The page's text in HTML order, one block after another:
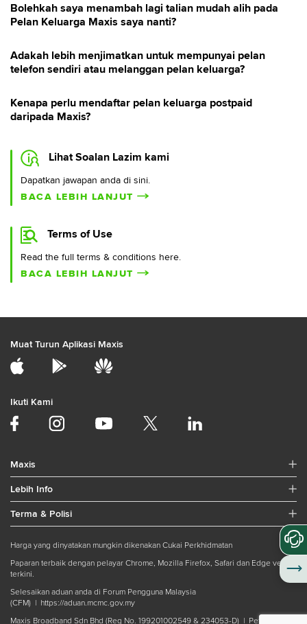
Bolehkah saya menambah lagi talian mudah alih pada
Pelan Keluarga Maxis saya nanti?
Adakah lebih menjimatkan untuk mempunyai pelan
telefon sendiri atau melanggan pelan keluarga?
Kenapa perlu mendaftar pelan keluarga postpaid
daripada Maxis?
Lihat Soalan Lazim kami
Dapatkan jawapan anda di sini.
BACA LEBIH LANJUT
Terms of Use
Read the full terms & conditions here.
BACA LEBIH LANJUT
Muat Turun Aplikasi Maxis
Ikuti Kami
Maxis
Lebih Info
Terma & Polisi
Harga yang dinyatakan mungkin dikenakan Cukai Perkhidmatan
Paparan terbaik dengan pelayar Chrome, Mozilla Firefox, Safari dan Edge versi
terkini.
Selesaikan aduan anda di Forum Pengguna Malaysia
(CFM) | https://aduan.mcmc.gov.my
Maxis Broadband Sdn Bhd (Reg No. 199201002549 & 234053-D) | Peta Laman